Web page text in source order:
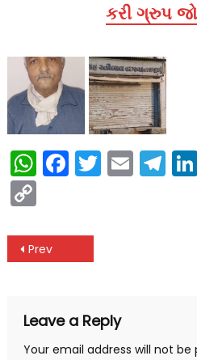
કરી ગ્રુપ
WhatsApp
Facebook
Twitter
Email
Copy
Post
Prev
Leave a Reply
Your email address will not be